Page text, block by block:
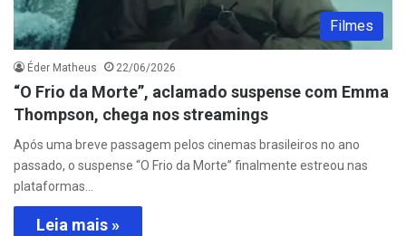
Filmes
Éder Matheus 22/06/2026
“O Frio da Morte”, aclamado suspense com Emma
Thompson, chega nos streamings
Após uma breve passagem pelos cinemas brasileiros no ano
passado, o suspense “O Frio da Morte” finalmente estreou nas
plataformas…
Leia mais »